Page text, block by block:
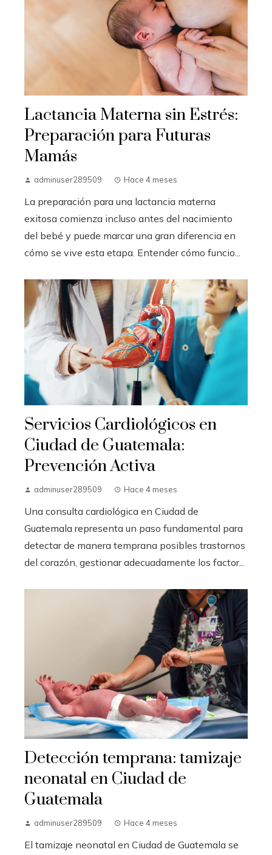
Lactancia Materna sin Estrés:
Preparación para Futuras
Mamás
adminuser289509 Hace 4 meses
La preparación para una lactancia materna
exitosa comienza incluso antes del nacimiento
del bebé y puede marcar una gran diferencia en
cómo se vive esta etapa. Entender cómo funcio...
Servicios Cardiológicos en
Ciudad de Guatemala:
Prevención Activa
adminuser289509 Hace 4 meses
Una consulta cardiológica en Ciudad de
Guatemala representa un paso fundamental para
detectar de manera temprana posibles trastornos
del corazón, gestionar adecuadamente los factor...
Detección temprana: tamizaje
neonatal en Ciudad de
Guatemala
adminuser289509 Hace 4 meses
El tamizaje neonatal en Ciudad de Guatemala se